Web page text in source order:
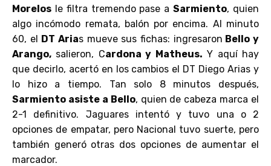
Morelos le filtra tremendo pase aSarmiento, quien
algo incómodo remata, balón por encima. Al minuto
60, el DT Arias mueve sus fichas: ingresaron Bello y
Arango, salieron, Cardona y Matheus. Y aquí hay
que decirlo, acertó en los cambios el DT Diego Arias y
lo hizo a tiempo. Tan solo 8 minutos después,
Sarmiento asiste a Bello, quien de cabeza marca el
2-1 definitivo. Jaguares intentó y tuvo una o 2
opciones de empatar, pero Nacional tuvo suerte, pero
también generó otras dos opciones de aumentar el
marcador.